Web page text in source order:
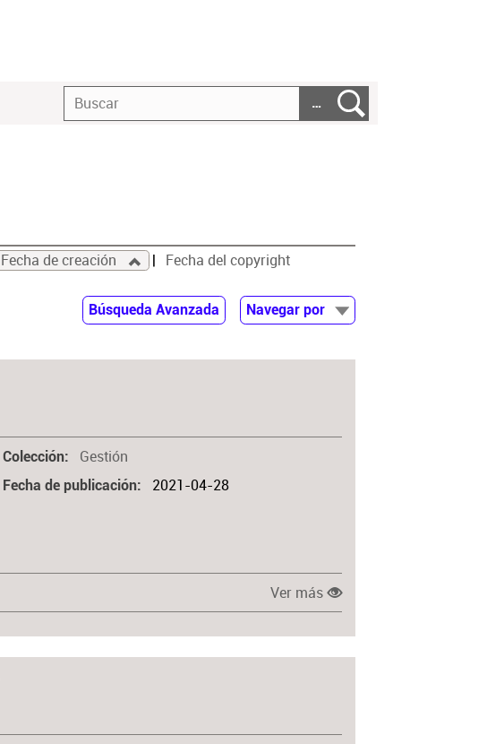
…
Fecha de creación Fecha del copyright
Búsqueda Avanzada
Navegar por
Colección Gestión
Fecha de publicación 2021-04-28
Ver más